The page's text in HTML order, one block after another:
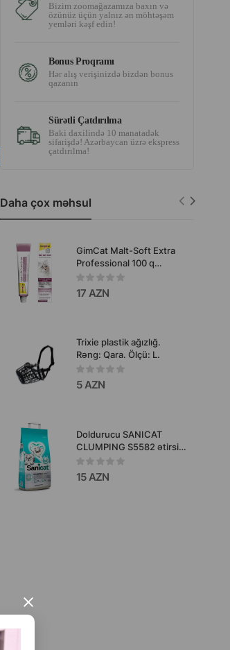
×
Bizim zoomağazamıza baxın və
özünüz üçün yalnız ən möhtəşəm
yemləri kəşf edin!
Bonus Proqramı
Hər alış verişinizdə bizdən bonus
qazanın
Sürətli Çatdırılma
Baki daxilində 10 manatadək
sifarişdə! Azərbaycan üzrə ekspress
çatdırılma!
Daha çox məhsul
GimCat Malt-Soft Extra
Professional 100 q
pişiklər üçün tük
topalarına qarşı pasta
17 AZN
Trixie plastik ağızlığ.
Rəng: Qara. Ölçü: L.
5 AZN
Doldurucu SANICAT
CLUMPING S5582 ətirsiz,
aktiv oksigenli pişik üçün
10 l.
15 AZN